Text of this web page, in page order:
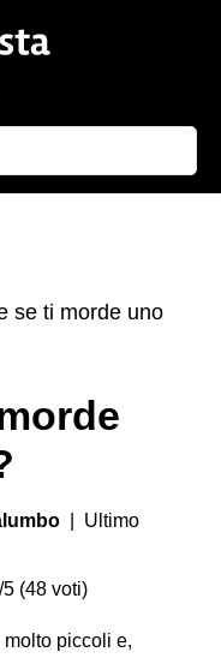
se ti morde uno
| Ultimo
5 (48 voti)
piccoli e,